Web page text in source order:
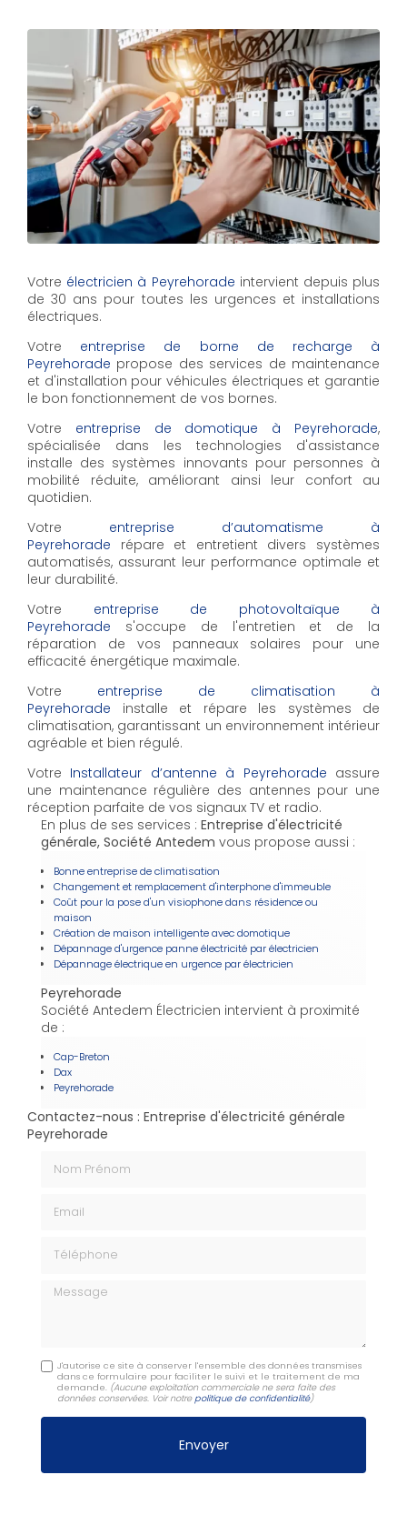
Votre électricien à Peyrehorade intervient depuis plus
de 30 ans pour toutes les urgences et installations
électriques.
Votre entreprise de borne de recharge à
Peyrehorade propose des services de maintenance
et d'installation pour véhicules électriques et garantie
le bon fonctionnement de vos bornes.
Votre entreprise de domotique à Peyrehorade,
spécialisée dans les technologies d'assistance
installe des systèmes innovants pour personnes à
mobilité réduite, améliorant ainsi leur confort au
quotidien.
Votre entreprise d’automatisme à
Peyrehorade répare et entretient divers systèmes
automatisés, assurant leur performance optimale et
leur durabilité.
Votre entreprise de photovoltaïque à
Peyrehorade s'occupe de l'entretien et de la
réparation de vos panneaux solaires pour une
efficacité énergétique maximale.
Votre entreprise de climatisation à
Peyrehorade installe et répare les systèmes de
climatisation, garantissant un environnement intérieur
agréable et bien régulé.
Votre Installateur d’antenne à Peyrehorade assure
une maintenance régulière des antennes pour une
réception parfaite de vos signaux TV et radio.
En plus de ses services : Entreprise d'électricité
générale, Société Antedem vous propose aussi :
Bonne entreprise de climatisation
Changement et remplacement d'interphone d'immeuble
Coût pour la pose d'un visiophone dans résidence ou
maison
Création de maison intelligente avec domotique
Dépannage d'urgence panne électricité par électricien
Dépannage électrique en urgence par électricien
Peyrehorade
Société Antedem Électricien intervient à proximité
de :
Cap-Breton
Dax
Peyrehorade
Contactez-nous : Entreprise d'électricité générale
Peyrehorade
Message
J'autorise ce site à conserver l'ensemble des données transmises
dans ce formulaire pour faciliter le suivi et le traitement de ma
demande. (Aucune exploitation commerciale ne sera faite des
données conservées. Voir notre politique de confidentialité)